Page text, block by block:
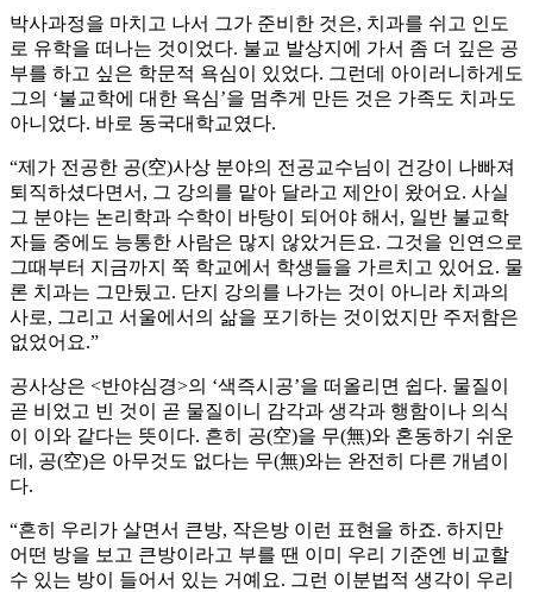
박사과정을 마치고 나서 그가 준비한 것은, 치과를 쉬고 인도
로 유학을 떠나는 것이었다. 불교 발상지에 가서 좀 더 깊은 공
부를 하고 싶은 학문적 욕심이 있었다. 그런데 아이러니하게도
그의 ‘불교학에 대한 욕심’을 멈추게 만든 것은 가족도 치과도
아니었다. 바로 동국대학교였다.
“제가 전공한 공(空)사상 분야의 전공교수님이 건강이 나빠져
퇴직하셨다면서, 그 강의를 맡아 달라고 제안이 왔어요. 사실
그 분야는 논리학과 수학이 바탕이 되어야 해서, 일반 불교학
자들 중에도 능통한 사람은 많지 않았거든요. 그것을 인연으로
그때부터 지금까지 쭉 학교에서 학생들을 가르치고 있어요. 물
론 치과는 그만뒀고. 단지 강의를 나가는 것이 아니라 치과의
사로, 그리고 서울에서의 삶을 포기하는 것이었지만 주저함은
없었어요.”
공사상은 <반야심경>의 ‘색즉시공’을 떠올리면 쉽다. 물질이
곧 비었고 빈 것이 곧 물질이니 감각과 생각과 행함이나 의식
이 이와 같다는 뜻이다. 흔히 공(空)을 무(無)와 혼동하기 쉬운
데, 공(空)은 아무것도 없다는 무(無)와는 완전히 다른 개념이
다.
“흔히 우리가 살면서 큰방, 작은방 이런 표현을 하죠. 하지만
어떤 방을 보고 큰방이라고 부를 땐 이미 우리 기준엔 비교할
수 있는 방이 들어서 있는 거예요. 그런 이분법적 생각이 우리